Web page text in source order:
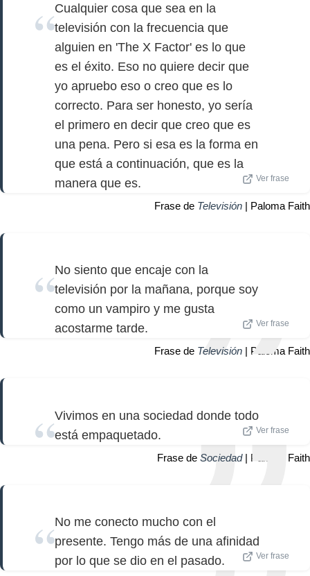
Cualquier cosa que sea en la
televisión con la frecuencia que
alguien en 'The X Factor' es lo que
es el éxito. Eso no quiere decir que
yo apruebo eso o creo que es lo
correcto. Para ser honesto, yo sería
el primero en decir que creo que es
una pena. Pero si esa es la forma en
que está a continuación, que es la
manera que es.
Ver frase
Frase de Televisión | Paloma Faith
No siento que encaje con la
televisión por la mañana, porque soy
como un vampiro y me gusta
acostarme tarde.
Ver frase
Frase de Televisión | Paloma Faith
Vivimos en una sociedad donde todo
está empaquetado.
Ver frase
Frase de Sociedad| Paloma Faith
No me conecto mucho con el
presente. Tengo más de una afinidad
por lo que se dio en el pasado.
Ver frase